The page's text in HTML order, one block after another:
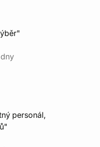
personál,